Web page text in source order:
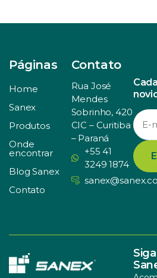
Páginas
Home
Sanex
Produtos
Onde
encontrar
Blog Sanex
Contato
Contato
Rua José
Mendes
Sobrinho, 420
CIC – Curitiba
– Paraná
+55 41
3249 1874